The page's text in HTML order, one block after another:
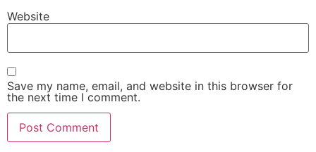
Website
Save my name, email, and website in this browser for
the next time I comment.